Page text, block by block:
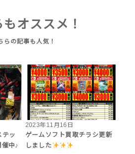
もオススメ！
テッ
中♪
2023年11月16日
ゲームソフト買取チラシ更新
しました